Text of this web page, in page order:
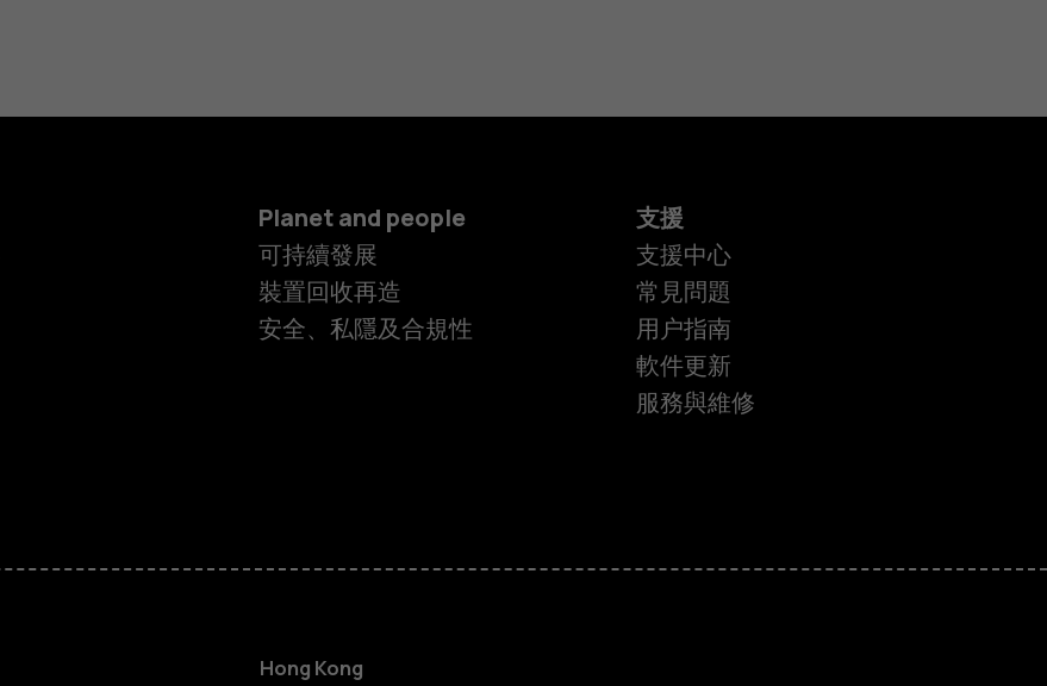
智慧型手機
Planet and people
可持續發展
裝置回收再造
安全、私隱及合規性
支援
支援中心
常見問題
用户指南
軟件更新
服務與維修
Hong Kong